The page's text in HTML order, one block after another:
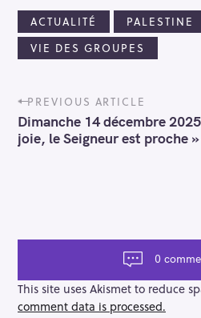
ACTUALITÉ PALESTINE
VIE DES GROUPES
P
o
s
t
a
o
n
PREVIOUS ARTICLE
Dimanche 14 décembre
joie, le Seigneur est proche »
0
This site uses Akismet to reduce
comment data is processed.